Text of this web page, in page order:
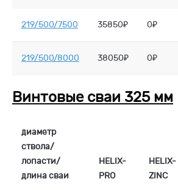
219/500/7500 35850₽ 0₽
219/500/8000 38050₽ 0₽
Винтовые сваи 325 мм
диаметр
ствола/
лопасти/
длина сваи
HELIX-
PRO
HELIX-
ZINC